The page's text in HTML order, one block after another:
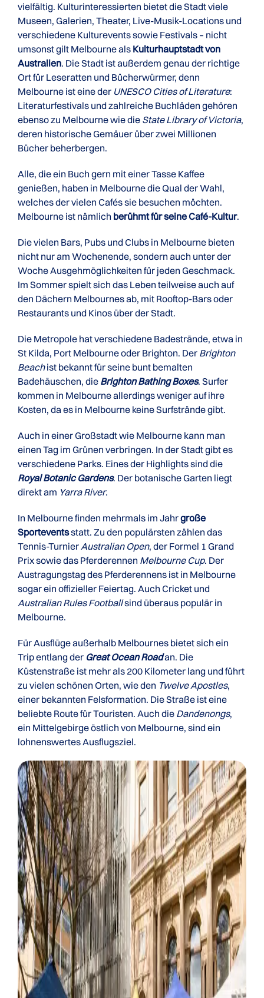
vielfältig. Kulturinteressierten bietet die Stadt viele
Museen, Galerien, Theater, Live-Musik-Locations und
verschiedene Kulturevents sowie Festivals – nicht
umsonst gilt Melbourne als Kulturhauptstadt von
Australien. Die Stadt ist außerdem genau der richtige
Ort für Leseratten und Bücherwürmer, denn
Melbourne ist eine der UNESCO Cities of Literature:
Literaturfestivals und zahlreiche Buchläden gehören
ebenso zu Melbourne wie die State Library of Victoria,
deren historische Gemäuer über zwei Millionen
Bücher beherbergen.
Alle, die ein Buch gern mit einer Tasse Kaffee
genießen, haben in Melbourne die Qual der Wahl,
welches der vielen Cafés sie besuchen möchten.
Melbourne ist nämlich berühmt für seine Café-Kultur.
Die vielen Bars, Pubs und Clubs in Melbourne bieten
nicht nur am Wochenende, sondern auch unter der
Woche Ausgehmöglichkeiten für jeden Geschmack.
Im Sommer spielt sich das Leben teilweise auch auf
den Dächern Melbournes ab, mit Rooftop-Bars oder
Restaurants und Kinos über der Stadt.
Die Metropole hat verschiedene Badestrände, etwa in
St Kilda, Port Melbourne oder Brighton. Der Brighton
Beachist bekannt für seine bunt bemalten
Badehäuschen, die Brighton Bathing Boxes. Surfer
kommen in Melbourne allerdings weniger auf ihre
Kosten, da es in Melbourne keine Surfstrände gibt.
Auch in einer Großstadt wie Melbourne kann man
einen Tag im Grünen verbringen. In der Stadt gibt es
verschiedene Parks. Eines der Highlights sind die
Royal Botanic Gardens. Der botanische Garten liegt
direkt am Yarra River.
In Melbourne finden mehrmals im Jahrgroße
Sporteventsstatt. Zu den populärsten zählen das
Tennis-TurnierAustralian Open, der Formel 1 Grand
Prix sowie das Pferderennen Melbourne Cup. Der
Austragungstag des Pferderennens ist in Melbourne
sogar ein offizieller Feiertag. Auch Cricket und
Australian Rules Footballsind überaus populär in
Melbourne.
Für Ausflüge außerhalb Melbournes bietet sich ein
Trip entlang der Great Ocean Roadan. Die
Küstenstraße ist mehr als 200 Kilometer lang und führt
zu vielen schönen Orten, wie den Twelve Apostles,
einer bekannten Felsformation. Die Straße ist eine
beliebte Route für Touristen. Auch die Dandenongs,
ein Mittelgebirge östlich von Melbourne, sind ein
lohnenswertes Ausflugsziel.